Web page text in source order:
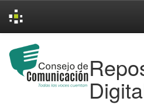
navigation